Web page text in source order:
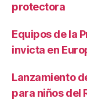
protectora
Equipos de la
invicta en
Lanzamiento
para niños del